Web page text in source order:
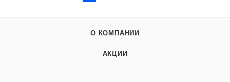
О КОМПАНИИ
АКЦИИ